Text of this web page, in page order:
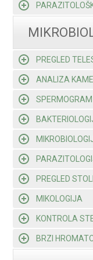
PREGLED
ANALIZA
SPERMOGRAM
PREGLED
MIKOLOGIJA
KONTROLA
BRZI